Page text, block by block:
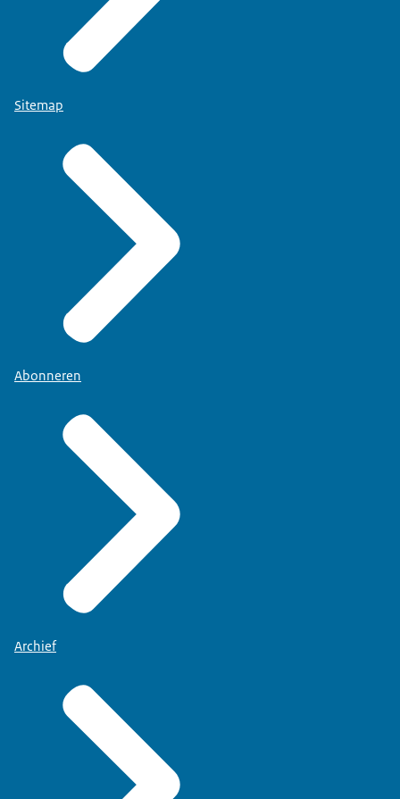
Sitemap
Abonneren
Archief